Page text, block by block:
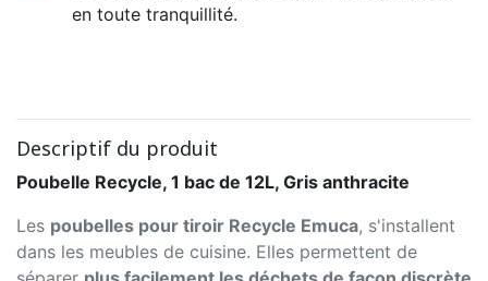
en toute tranquillité.
Descriptif du produit
Poubelle Recycle, 1 bac de 12L, Gris anthracite
Les poubelles pour tiroir Recycle Emuca, s'installent
dans les meubles de cuisine. Elles permettent de